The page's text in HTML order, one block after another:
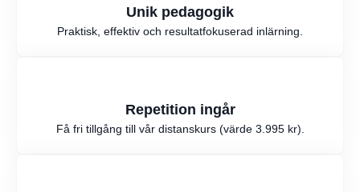
Unik pedagogik
Praktisk, effektiv och resultatfokuserad inlärning.
Repetition ingår
Få fri tillgång till vår distanskurs (värde 3.995 kr).